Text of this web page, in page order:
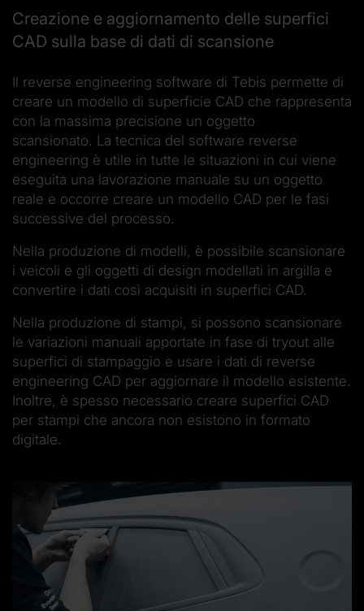
Creazione e aggiornamento delle superfici
CAD sulla base di dati di scansione
Il reverse engineering software di Tebis permette di
creare un modello di superficie CAD che rappresenta
con la massima precisione un oggetto
scansionato. La tecnica del software reverse
engineering è utile in tutte le situazioni in cui viene
eseguita una lavorazione manuale su un oggetto
reale e occorre creare un modello CAD per le fasi
successive del processo.
Nella produzione di modelli, è possibile scansionare
i veicoli e gli oggetti di design modellati in argilla e
convertire i dati così acquisiti in superfici CAD.
Nella produzione di stampi, si possono scansionare
le variazioni manuali apportate in fase di tryout alle
superfici di stampaggio e usare i dati di reverse
engineering CAD per aggiornare il modello esistente.
Inoltre, è spesso necessario creare superfici CAD
per stampi che ancora non esistono in formato
digitale.